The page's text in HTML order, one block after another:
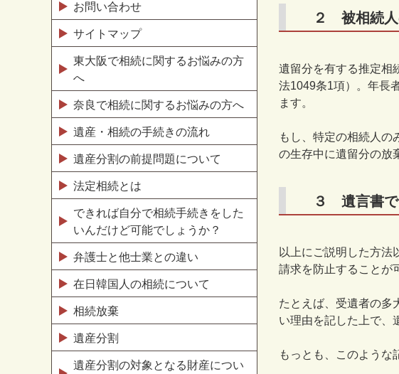
２ 被相続人
遺留分を有する推定相
法1049条1項）。年長
ます。
もし、特定の相続人の
の生存中に遺留分の放
３ 遺言書で
以上にご説明した方法
請求を防止することが
たとえば、受遺者の多
い理由を記した上で、
もっとも、このような
お問い合わせ
サイトマップ
東大阪で相続に関するお悩みの方
へ
奈良で相続に関するお悩みの方へ
遺産・相続の手続きの流れ
遺産分割の前提問題について
法定相続とは
できれば自分で相続手続きをした
いんだけど可能でしょうか？
弁護士と他士業との違い
在日韓国人の相続について
相続放棄
遺産分割
遺産分割の対象となる財産につい